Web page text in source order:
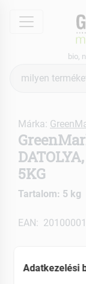
menu
bio,
keresés
Márka:
5KG
Tartalom: 5 kg
EAN:
Adatkezelési